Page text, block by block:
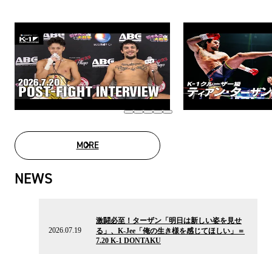
MOREMOVIE LIST
NEWS
2026.07.19
激闘必至！ターザン「明日は新しい姿を見せ
る」、K-Jee「俺の生き様を感じてほしい」＝
7.20 K-1 DONTAKU